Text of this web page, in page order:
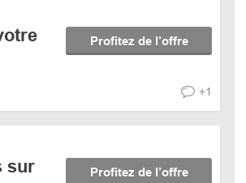
Profitez de l’offre
+1
sur
Profitez de l’offre